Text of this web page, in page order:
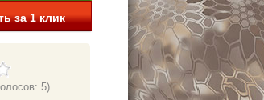
за 1 клик
5)